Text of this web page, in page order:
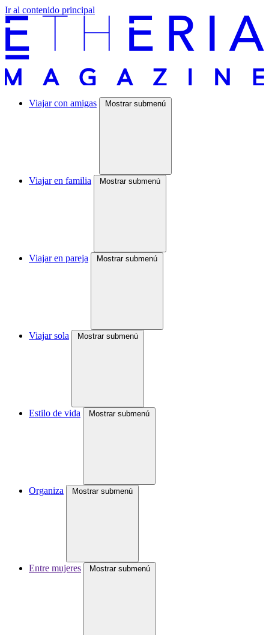
Ir al contenido principal
Viajar con amigas Mostrar submenú
Viajar en familia Mostrar submenú
Viajar en pareja Mostrar submenú
Viajar sola Mostrar submenú
Estilo de vida Mostrar submenú
Organiza Mostrar submenú
Entre mujeres Mostrar submenú